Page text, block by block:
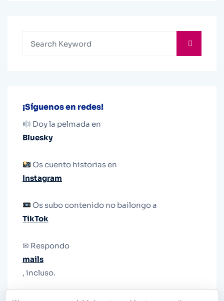
¡Síguenos en redes!
Doy la pelmada en
Bluesky
Os cuento historias en
Instagram
Os subo contenido no bailongo a
TikTok
✉ Respondo
mails
, incluso.